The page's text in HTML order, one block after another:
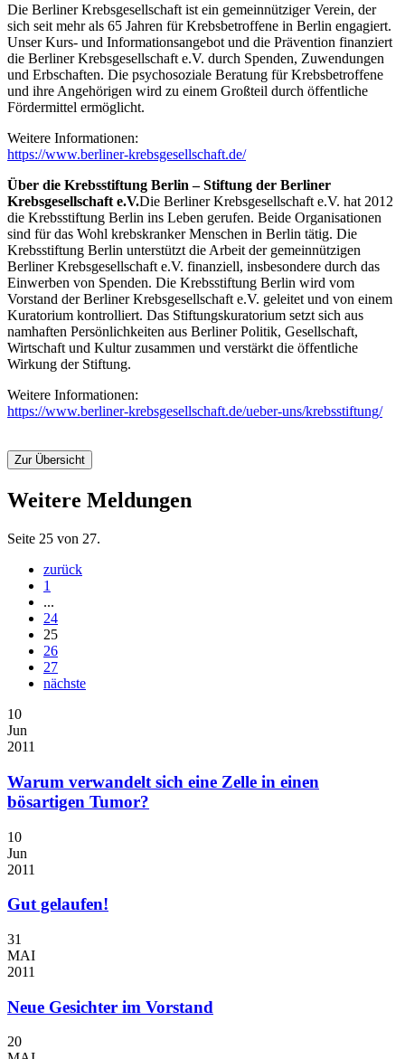
Die Berliner Krebsgesellschaft ist ein gemeinnütziger Verein, der
sich seit mehr als 65 Jahren für Krebsbetroffene in Berlin engagiert.
Unser Kurs- und Informationsangebot und die Prävention finanziert
die Berliner Krebsgesellschaft e.V. durch Spenden, Zuwendungen
und Erbschaften. Die psychosoziale Beratung für Krebsbetroffene
und ihre Angehörigen wird zu einem Großteil durch öffentliche
Fördermittel ermöglicht.
Weitere Informationen:
https://www.berliner-krebsgesellschaft.de/
Über die Krebsstiftung Berlin – Stiftung der Berliner
Krebsgesellschaft e.V.Die Berliner Krebsgesellschaft e.V. hat 2012
die Krebsstiftung Berlin ins Leben gerufen. Beide Organisationen
sind für das Wohl krebskranker Menschen in Berlin tätig. Die
Krebsstiftung Berlin unterstützt die Arbeit der gemeinnützigen
Berliner Krebsgesellschaft e.V. finanziell, insbesondere durch das
Einwerben von Spenden. Die Krebsstiftung Berlin wird vom
Vorstand der Berliner Krebsgesellschaft e.V. geleitet und von einem
Kuratorium kontrolliert. Das Stiftungskuratorium setzt sich aus
namhaften Persönlichkeiten aus Berliner Politik, Gesellschaft,
Wirtschaft und Kultur zusammen und verstärkt die öffentliche
Wirkung der Stiftung.
Weitere Informationen:
https://www.berliner-krebsgesellschaft.de/ueber-uns/krebsstiftung/
Zur Übersicht
Weitere Meldungen
Seite 25 von 27.
zurück
1
...
24
25
26
27
nächste
10
Jun
2011
Warum verwandelt sich eine Zelle in einen
bösartigen Tumor?
10
Jun
2011
Gut gelaufen!
31
MAI
2011
Neue Gesichter im Vorstand
20